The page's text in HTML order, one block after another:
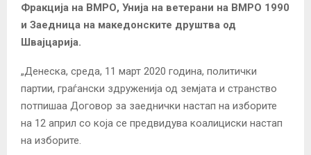
Фракција на ВМРО, Унија на ветерани на ВМРО 1990
и Заедница на македонските друштва од
Швајцарија.
„Денеска, среда, 11 март 2020 година, политички
партии, граѓански здруженија од земјата и странство
потпишаа Договор за заеднички настап на изборите
на 12 април со која се предвидува коалициски настап
на изборите.